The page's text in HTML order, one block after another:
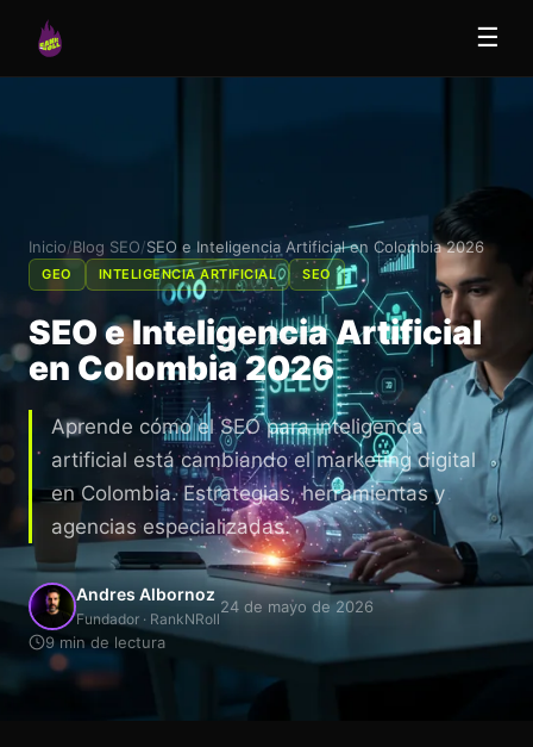
☰
Inicio/Blog SEO/SEO e Inteligencia Artificial en Colombia 2026
GEO INTELIGENCIA ARTIFICIAL SEO
SEO e Inteligencia Artificial
en Colombia 2026
Aprende cómo el SEO para inteligencia
artificial está cambiando el marketing digital
en Colombia. Estrategias, herramientas y
agencias especializadas.
Andres Albornoz
Fundador · RankNRoll
24 de mayo de 2026
9 min de lectura